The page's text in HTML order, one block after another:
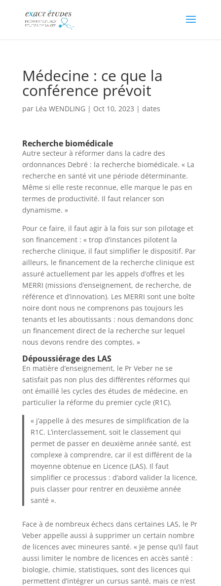
Médecine : ce que la
conférence prévoit
par Léa WENDLING | Oct 10, 2023 | dates
Recherche biomédicale
Autre secteur à réformer dans la cadre des
ordonnances Debré : la recherche biomédicale. « La
recherche en santé vit une période déterminante.
Même si elle reste reconnue, elle marque le pas en
termes de productivité. Il faut relancer son
dynamisme. »
Pour ce faire, il faut agir à la fois sur son pilotage et
son financement : « trop d’instances pilotent la
recherche clinique, il faut simplifier le dispositif. Par
ailleurs, le financement de la recherche clinique est
assuré actuellement par les appels d’offres et les
MERRI (missions d’enseignement, de recherche, de
référence et d’innovation). Les MERRI sont une boîte
noire dont nous ne comprenons pas toujours les
tenants et les aboutissants : nous demandons donc
un financement direct de la recherche sur lequel
nous devons rendre des comptes. »
Dépoussiérage des LAS
En matière d’enseignement, le Pr Veber ne se
satisfait pas non plus des différentes réformes qui
ont émaillé les cycles des études de médecine, en
particulier la réforme du premier cycle (R1C).
« j’appelle à des mesures de simplification de la
R1C. L’interclassement, soit le classement qui
permet de passer en deuxième année santé, est
complexe à comprendre, car il est différent de la
moyenne obtenue en Licence (LAS). Il faut
simplifier ce processus : d’abord valider la licence,
puis classer pour rentrer en deuxième année
santé ».
Face à de nombreux échecs dans certaines LAS, le Pr
Veber appelle aussi à supprimer un certain nombre
de licences avec mineures santé. « Je pense qu’il faut
aussi limiter le nombre de licences en accès santé :
biologie, chimie, statistiques, sont des licences qui
permettent d’intégrer un cursus santé, mais ce n’est